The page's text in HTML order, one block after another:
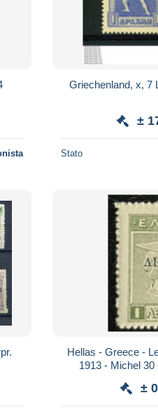
Griechenland, x, 7
±
Stato
Hellas - Greece -
1913 - Michel
±